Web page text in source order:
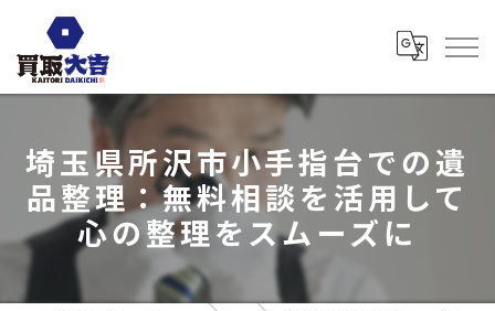
埼玉県所沢市小手指台での遺
品整理：無料相談を活用して
心の整理をスムーズに